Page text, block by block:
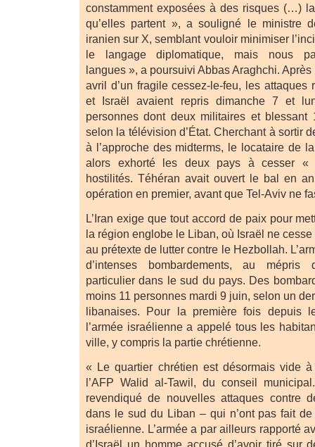
constamment exposées à des risques (…)
qu’elles partent », a souligné le ministre
iranien sur X, semblant vouloir minimiser
le langage diplomatique, mais nous
langues », a poursuivi Abbas Araghchi. Après
avril d’un fragile cessez-le-feu, les attaques
et Israël avaient repris dimanche 7 et
personnes dont deux militaires et blessant
selon la télévision d’État. Cherchant à sortir
à l’approche des midterms, le locataire de
alors exhorté les deux pays à cesser «
hostilités. Téhéran avait ouvert le bal en
opération en premier, avant que Tel-Aviv ne
L’Iran exige que tout accord de paix pour
la région englobe le Liban, où Israël ne cesse
au prétexte de lutter contre le Hezbollah.
d’intenses bombardements, au mépris
particulier dans le sud du pays. Des
moins 11 personnes mardi 9 juin, selon un
libanaises. Pour la première fois depuis
l’armée israélienne a appelé tous les
ville, y compris la partie chrétienne.
« Le quartier chrétien est désormais vide
l’AFP Walid al-Tawil, du conseil
revendiqué de nouvelles attaques contre
dans le sud du Liban – qui n’ont pas fait de
israélienne. L’armée a par ailleurs rapporté
d’Israël un homme accusé d’avoir tiré sur